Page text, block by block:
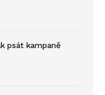
psát kampaně